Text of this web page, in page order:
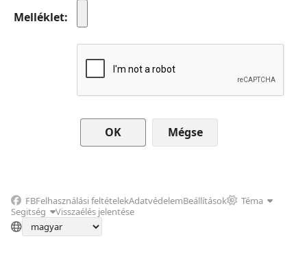
Melléklet
Mégse
FBFelhasználási feltételekAdatvédelemBeállítások
Téma
Segitség
Visszaélés jelentése